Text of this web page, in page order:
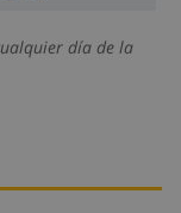
día de la